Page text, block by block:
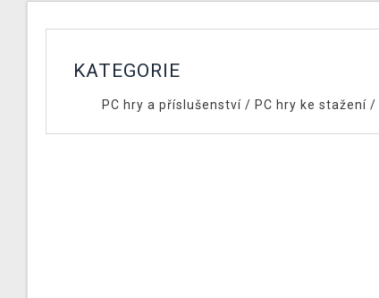
KATEGORIE
PC hry a příslušenství/ PC hry ke stažení/